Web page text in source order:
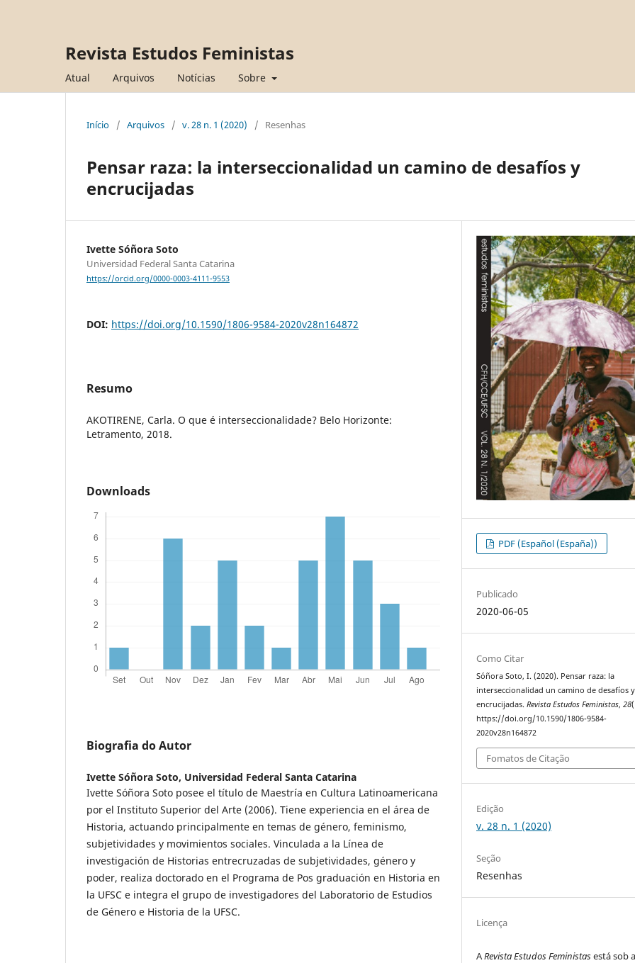
Revista Estudos Feministas
Atual Arquivos Notícias Sobre
Início / Arquivos / v. 28 n. 1 (2020) / Resenhas
Pensar raza: la interseccionalidad un camino de desafíos y
encrucijadas
Ivette Sóñora Soto
Universidad Federal Santa Catarina
https://orcid.org/0000-0003-4111-9553
DOI: https://doi.org/10.1590/1806-9584-2020v28n164872
Resumo
AKOTIRENE, Carla. O que é interseccionalidade? Belo Horizonte:
Letramento, 2018.
Downloads
Biografia do Autor
Ivette Sóñora Soto, Universidad Federal Santa Catarina
Ivette Sóñora Soto posee el título de Maestría en Cultura Latinoamericana
por el Instituto Superior del Arte (2006). Tiene experiencia en el área de
Historia, actuando principalmente en temas de género, feminismo,
subjetividades y movimientos sociales. Vinculada a la Línea de
investigación de Historias entrecruzadas de subjetividades, género y
poder, realiza doctorado en el Programa de Pos graduación en Historia en
la UFSC e integra el grupo de investigadores del Laboratorio de Estudios
de Género e Historia de la UFSC.
PDF (Español (España))
Publicado
2020-06-05
Como Citar
Sóñora Soto, I. (2020). Pensar raza: la
interseccionalidad un camino de desafíos y
encrucijadas.Revista Estudos Feministas,28
https://doi.org/10.1590/1806-9584-
2020v28n164872
Fomatos de Citação
Edição
v. 28 n. 1 (2020)
Seção
Resenhas
Licença
ARevista Estudos Feministasestá sob a